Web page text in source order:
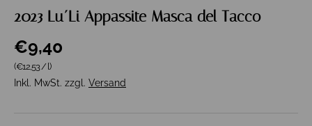
2023 Lu´Li Appassite Masca del Tacco
€9,40
Grundpreis
(€12,53/l)
Inkl. MwSt. zzgl. Versand